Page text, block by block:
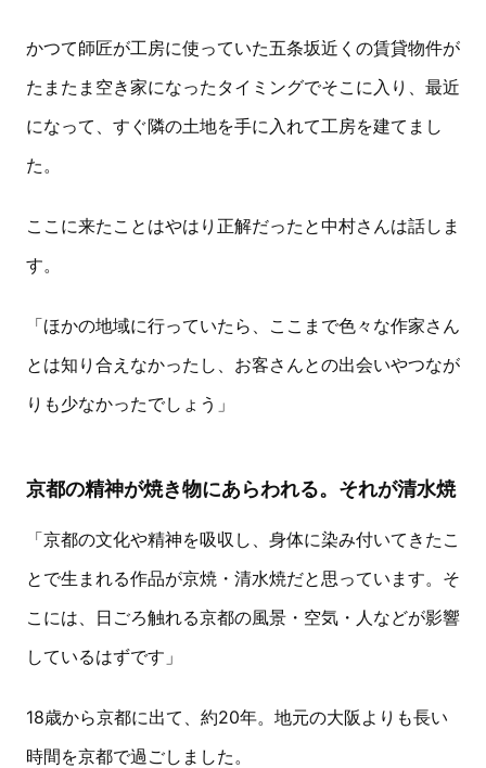
かつて師匠が工房に使っていた五条坂近くの賃貸物件が
たまたま空き家になったタイミングでそこに入り、最近
になって、すぐ隣の土地を手に入れて工房を建てまし
た。
ここに来たことはやはり正解だったと中村さんは話しま
す。
「ほかの地域に行っていたら、ここまで色々な作家さん
とは知り合えなかったし、お客さんとの出会いやつなが
りも少なかったでしょう」
京都の精神が焼き物にあらわれる。それが清水焼
「京都の文化や精神を吸収し、身体に染み付いてきたこ
とで生まれる作品が京焼・清水焼だと思っています。そ
こには、日ごろ触れる京都の風景・空気・人などが影響
しているはずです」
18歳から京都に出て、約20年。地元の大阪よりも長い
時間を京都で過ごしました。